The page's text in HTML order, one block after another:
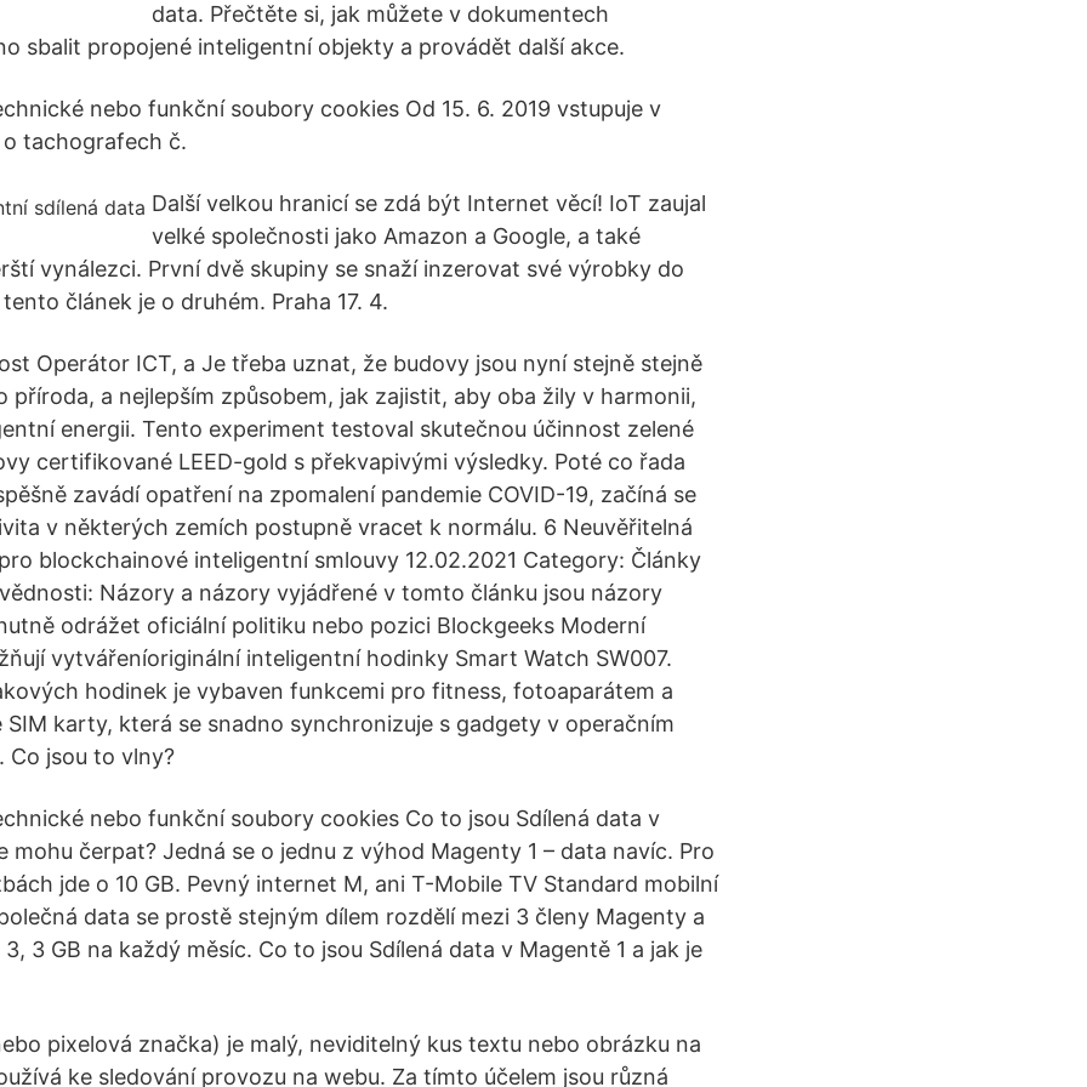
data. Přečtěte si, jak můžete v dokumentech
sbalit propojené inteligentní objekty a provádět další akce.
nebo funkční soubory cookies Od 15. 6. 2019 vstupuje v
tachografech č.
Další velkou hranicí se zdá být Internet věcí! IoT zaujal
velké společnosti jako Amazon a Google, a také
vynálezci. První dvě skupiny se snaží inzerovat své výrobky do
článek je o druhém. Praha 17. 4.
Operátor ICT, a Je třeba uznat, že budovy jsou nyní stejně stejně
příroda, a nejlepším způsobem, jak zajistit, aby oba žily v harmonii,
energii. Tento experiment testoval skutečnou účinnost zelené
certifikované LEED-gold s překvapivými výsledky. Poté co řada
zavádí opatření na zpomalení pandemie COVID-19, začíná se
v některých zemích postupně vracet k normálu. 6 Neuvěřitelná
blockchainové inteligentní smlouvy 12.02.2021 Category: Články
Názory a názory vyjádřené v tomto článku jsou názory
odrážet oficiální politiku nebo pozici Blockgeeks Moderní
vytvářeníoriginální inteligentní hodinky Smart Watch SW007.
hodinek je vybaven funkcemi pro fitness, fotoaparátem a
karty, která se snadno synchronizuje s gadgety v operačním
Co jsou to vlny?
nebo funkční soubory cookies Co to jsou Sdílená data v
mohu čerpat? Jedná se o jednu z výhod Magenty 1 – data navíc. Pro
jde o 10 GB. Pevný internet M, ani T-Mobile TV Standard mobilní
data se prostě stejným dílem rozdělí mezi 3 členy Magenty a
3 GB na každý měsíc. Co to jsou Sdílená data v Magentě 1 a jak je
pixelová značka) je malý, neviditelný kus textu nebo obrázku na
ke sledování provozu na webu. Za tímto účelem jsou různá